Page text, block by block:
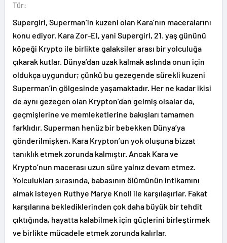
Tür:
Supergirl, Superman’in kuzeni olan Kara’nın maceralarını
konu ediyor. Kara Zor-El, yani Supergirl, 21. yaş gününü
köpeği Krypto ile birlikte galaksiler arası bir yolculuğa
çıkarak kutlar. Dünya’dan uzak kalmak aslında onun için
oldukça uygundur; çünkü bu gezegende sürekli kuzeni
Superman’in gölgesinde yaşamaktadır. Her ne kadar ikisi
de aynı gezegen olan Krypton’dan gelmiş olsalar da,
geçmişlerine ve memleketlerine bakışları tamamen
farklıdır. Superman henüz bir bebekken Dünya’ya
gönderilmişken, Kara Krypton’un yok oluşuna bizzat
tanıklık etmek zorunda kalmıştır. Ancak Kara ve
Krypto’nun macerası uzun süre yalnız devam etmez.
Yolculukları sırasında, babasının ölümünün intikamını
almak isteyen Ruthye Marye Knoll ile karşılaşırlar. Fakat
karşılarına beklediklerinden çok daha büyük bir tehdit
çıktığında, hayatta kalabilmek için güçlerini birleştirmek
ve birlikte mücadele etmek zorunda kalırlar.